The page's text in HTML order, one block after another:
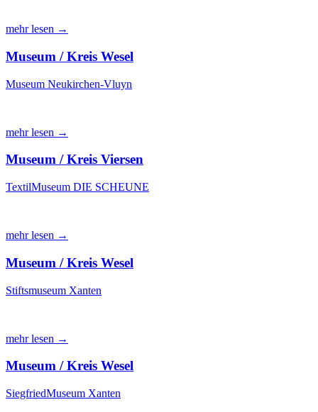
mehr lesen →
Museum / Kreis Wesel
Museum Neukirchen-Vluyn
mehr lesen →
Museum / Kreis Viersen
TextilMuseum DIE SCHEUNE
mehr lesen →
Museum / Kreis Wesel
Stiftsmuseum Xanten
mehr lesen →
Museum / Kreis Wesel
SiegfriedMuseum Xanten